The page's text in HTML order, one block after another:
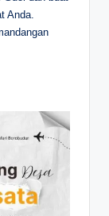
Anda.